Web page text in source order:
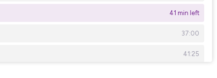
41 min left
37:00
41:25